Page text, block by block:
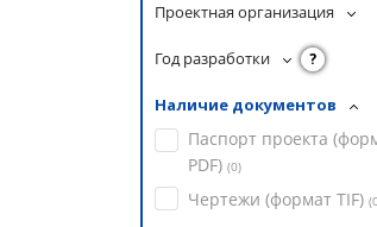
Проектная организация
Год разработки ?
Наличие документов
Паспорт проекта
PDF) (0)
Чертежи (формат TIF) (0